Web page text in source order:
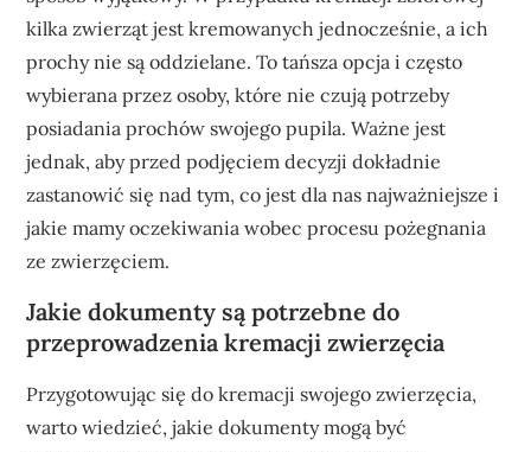
kilka zwierząt jest kremowanych jednocześnie, a ich
prochy nie są oddzielane. To tańsza opcja i często
wybierana przez osoby, które nie czują potrzeby
posiadania prochów swojego pupila. Ważne jest
jednak, aby przed podjęciem decyzji dokładnie
zastanowić się nad tym, co jest dla nas najważniejsze i
jakie mamy oczekiwania wobec procesu pożegnania
ze zwierzęciem.
Jakie dokumenty są potrzebne do
przeprowadzenia kremacji zwierzęcia
Przygotowując się do kremacji swojego zwierzęcia,
warto wiedzieć, jakie dokumenty mogą być